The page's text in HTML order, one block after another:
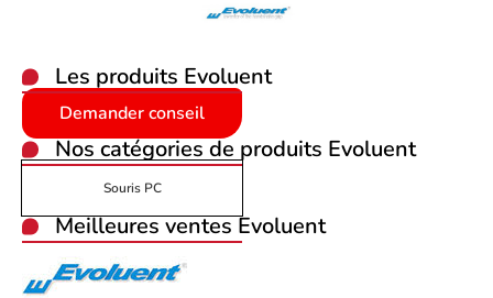
Les produits Evoluent
Demander conseil
Nos catégories de produits Evoluent
Souris PC
Meilleures ventes Evoluent